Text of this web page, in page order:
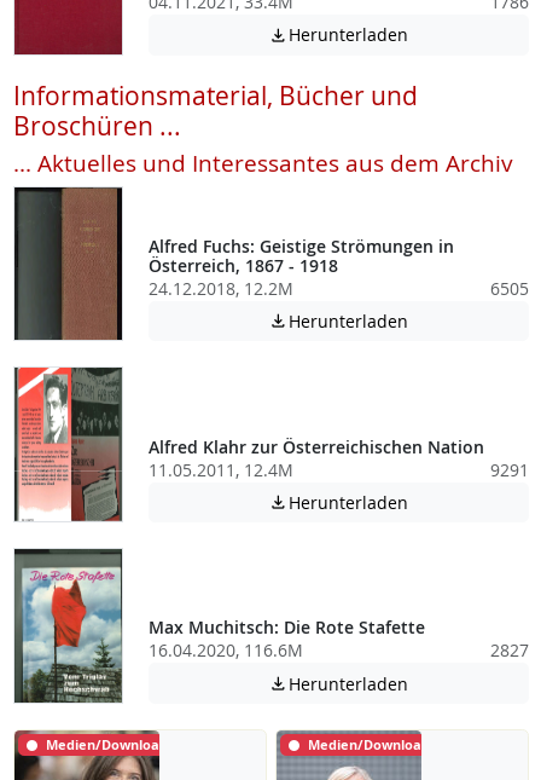
 Herunterladen
Informationsmaterial, Bücher und
Broschüren ...
... Aktuelles und Interessantes aus dem Archiv
Alfred Fuchs: Geistige Strömungen in
Österreich, 1867 - 1918
24.12.2018, 12.2M
6505
 Herunterladen
Alfred Klahr zur Österreichischen Nation
11.05.2011, 12.4M
9291
 Herunterladen
Max Muchitsch: Die Rote Stafette
16.04.2020, 116.6M
2827
 Herunterladen
Medien/Download Medien/Download